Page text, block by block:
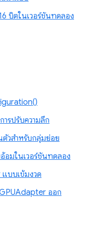
บิตในเวอร์ชันทดลอง
รปรับความลึก
วสำหรับกลุ่มย่อย
อ้อมในเวอร์ชันทดลอง
แบบเข้มงวด
ออก